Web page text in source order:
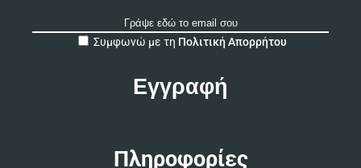
Συμφωνώ με τη Πολιτική Απορρήτου
Πληροφορίες